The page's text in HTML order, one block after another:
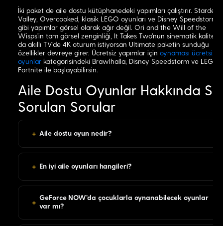
İki paket de aile dostu kütüphanedeki yapımları çalıştırır. Stardew
Valley, Overcooked, klasik LEGO oyunları ve Disney Speedstorm
gibi yapımlar görsel olarak ağır değil. Ori and the Will of the
Wisps'in tam görsel zenginliği, It Takes Two'nun sinematik kalitesi
da akıllı TV'de 4K oturum istiyorsan Ultimate paketin sunduğu
özellikler devreye girer. Ücretsiz yapımlar için oynaması ücretsiz
oyunlar kategorisindeki Brawlhalla, Disney Speedstorm ve LEGO
Fortnite ile başlayabilirsin.
Aile Dostu Oyunlar Hakkında Sık
Sorulan Sorular
+ Aile dostu oyun nedir?
+ En iyi aile oyunları hangileri?
+ GeForce NOW'da çocuklarla oynanabilecek oyunlar
var mı?